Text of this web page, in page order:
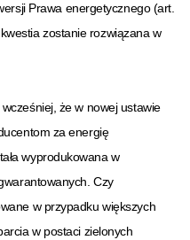
Prawa energetycznego (art.
zostanie rozwiązana w
że w nowej ustawie
za energię
wyprodukowana w
Czy
w przypadku większych
w postaci zielonych